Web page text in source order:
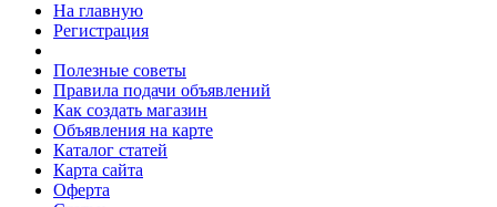
На главную
Регистрация
Полезные советы
Правила подачи объявлений
Как создать магазин
Объявления на карте
Каталог статей
Карта сайта
Оферта